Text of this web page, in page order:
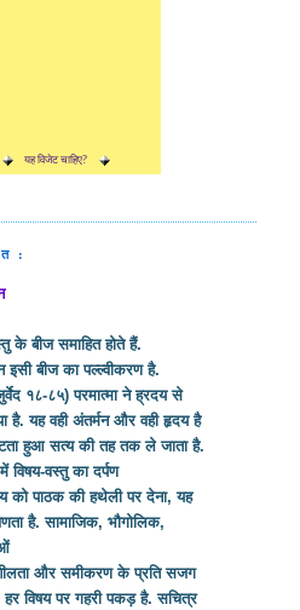
यह विजेट चाहिए?
:
के बीज समाहित होते हैं.
इसी बीज का पल्ल्वीकरण है.
१८-८५) परमात्मा ने ह्रदय से
है. यह वही अंतर्मन और वही हृदय है
हुआ सत्य की तह तक ले जाता है.
विषय-वस्तु का दर्पण
को पाठक की हथेली पर देना, यह
है. सामाजिक, भौगोलिक,
और समीकरण के प्रति सजग
विषय पर गहरी पकड़ है. सचित्र